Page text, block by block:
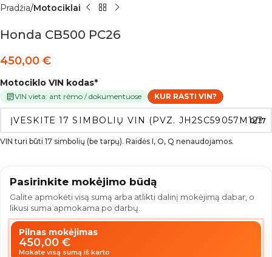
Pradžia Motociklai
Honda CB500 PC26
450,00 €
Motociklo VIN kodas*
VIN vieta: ant rėmo / dokumentuose KUR RASTI VIN?
0/17
VIN turi būti 17 simbolių (be tarpų). Raidės I, O, Q nenaudojamos.
Pasirinkite mokėjimo būdą
Galite apmokėti visą sumą arba atlikti dalinį mokėjimą dabar, o
likusi suma apmokama po darbų.
Pilnas mokėjimas
450,00€
Mokate visą sumą iš karto